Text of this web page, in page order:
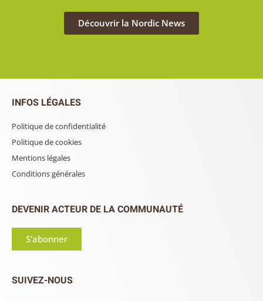
Découvrir la Nordic News
INFOS LÉGALES
Politique de confidentialité
Politique de cookies
Mentions légales
Conditions générales
DEVENIR ACTEUR DE LA COMMUNAUTÉ
S'abonner
SUIVEZ-NOUS